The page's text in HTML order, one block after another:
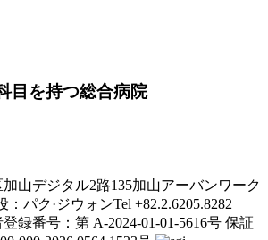
目を持つ総合病院
山デジタル2路135加山アーバンワーク
：パク·ジウォンTel +82.2.6205.8282
録番号：第 A-2024-01-01-5616号 保証